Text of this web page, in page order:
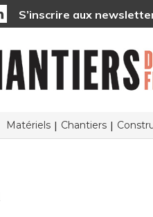
S’inscrire aux
Matériels Chantiers